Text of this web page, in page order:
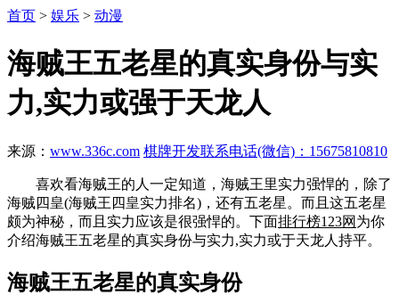
首页 > 娱乐 > 动漫
海贼王五老星的真实身份与实
力,实力或强于天龙人
来源： www.336c.com 棋牌开发联系电话(微信)：15675810810
喜欢看海贼王的人一定知道，海贼王里实力强悍的，除了
海贼四皇(海贼王四皇实力排名)，还有五老星。而且这五老星
颇为神秘，而且实力应该是很强悍的。下面排行榜123网 为你
介绍海贼王五老星的真实身份与实力,实力或于天龙人持平。
海贼王五老星的真实身份